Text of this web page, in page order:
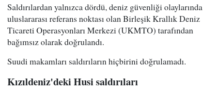
Saldırılardan yalnızca dördü, deniz güvenliği olaylarında
uluslararası referans noktası olan Birleşik Krallık Deniz
Ticareti Operasyonları Merkezi (UKMTO) tarafından
bağımsız olarak doğrulandı.
Suudi makamları saldırıların hiçbirini doğrulamadı.
Kızıldeniz'deki Husi saldırıları